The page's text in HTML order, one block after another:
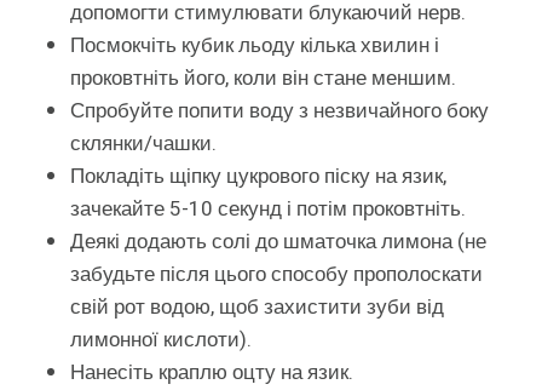
допомогти стимулювати блукаючий нерв.
Посмокчіть кубик льоду кілька хвилин і
проковтніть його, коли він стане меншим.
Спробуйте попити воду з незвичайного боку
склянки/чашки.
Покладіть щіпку цукрового піску на язик,
зачекайте 5-10 секунд і потім проковтніть.
Деякі додають солі до шматочка лимона (не
забудьте після цього способу прополоскати
свій рот водою, щоб захистити зуби від
лимонної кислоти).
Нанесіть краплю оцту на язик.